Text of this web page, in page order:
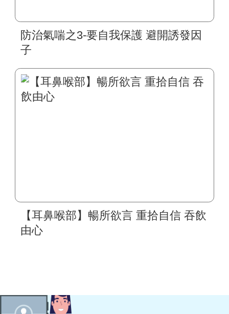
防治氣喘之3-要自我保護 避開誘發因
子
【耳鼻喉部】暢所欲言 重拾自信 吞飲
由心